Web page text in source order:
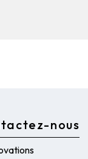
nous